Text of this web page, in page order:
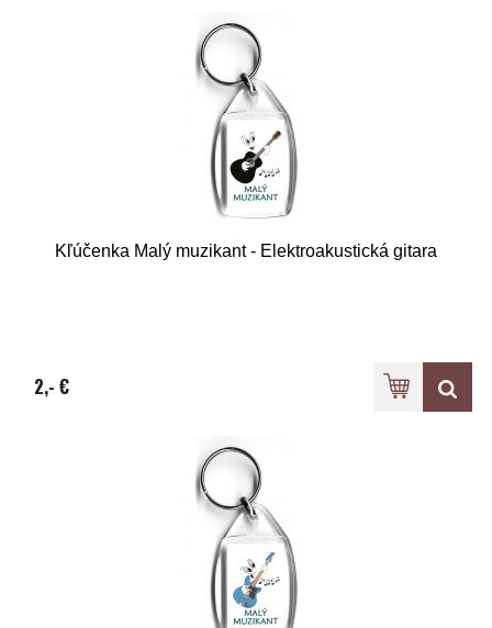
Kľúčenka Malý muzikant - Elektroakustická gitara
2,- €